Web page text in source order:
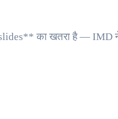
का खतरा है — IMD ने